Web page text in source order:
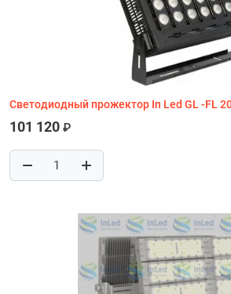
Светодиодный прожектор In Led GL -FL
101 120 ₽